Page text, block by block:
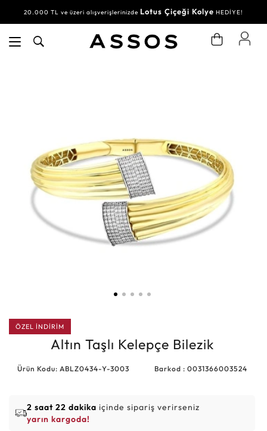
20.000 TL ve üzeri alışverişlerinizde Lotus Çiçeği Kolye HEDİYE!
ÖZEL İNDİRİM
Altın Taşlı Kelepçe Bilezik
Ürün Kodu: ABLZ0434-Y-3003 Barkod : 0031366003524
2 saat 22 dakika içinde sipariş verirseniz
yarın kargoda!